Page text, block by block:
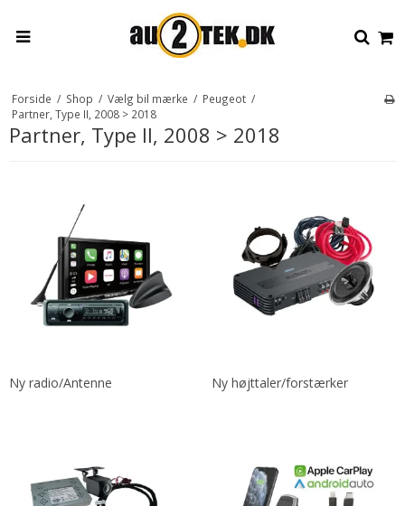
Forside / Shop / Vælg bil mærke / Peugeot /
Partner, Type II, 2008 > 2018
Partner, Type II, 2008 > 2018
Ny radio/Antenne Ny højttaler/forstærker